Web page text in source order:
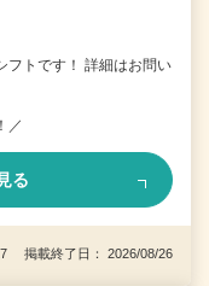
フトです！ 詳細はお問い
／
る
掲載終了日： 2026/08/26